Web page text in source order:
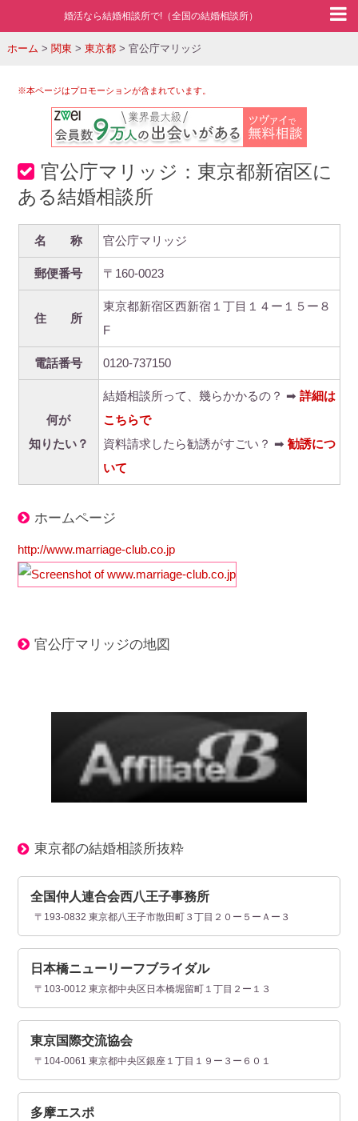
婚活なら結婚相談所で!（全国の結婚相談所）
ホーム > 関東 > 東京都> 官公庁マリッジ
※本ページはプロモーションが含まれています。
官公庁マリッジ：東京都新宿区に
ある結婚相談所
名 称 官公庁マリッジ
郵便番号 〒160-0023
住 所
東京都新宿区西新宿１丁目１４ー１５ー８
F
電話番号 0120-737150
何が
知りたい？
結婚相談所って、幾らかかるの？ ➡ 詳細は
こちらで
資料請求したら勧誘がすごい？ ➡ 勧誘につ
いて
ホームページ
http://www.marriage-club.co.jp
官公庁マリッジの地図
東京都の結婚相談所抜粋
全国仲人連合会西八王子事務所
〒193-0832 東京都八王子市散田町３丁目２０ー５ーＡー３
日本橋ニューリーフブライダル
〒103-0012 東京都中央区日本橋堀留町１丁目２ー１３
東京国際交流協会
〒104-0061 東京都中央区銀座１丁目１９ー３ー６０１
多摩エスポ